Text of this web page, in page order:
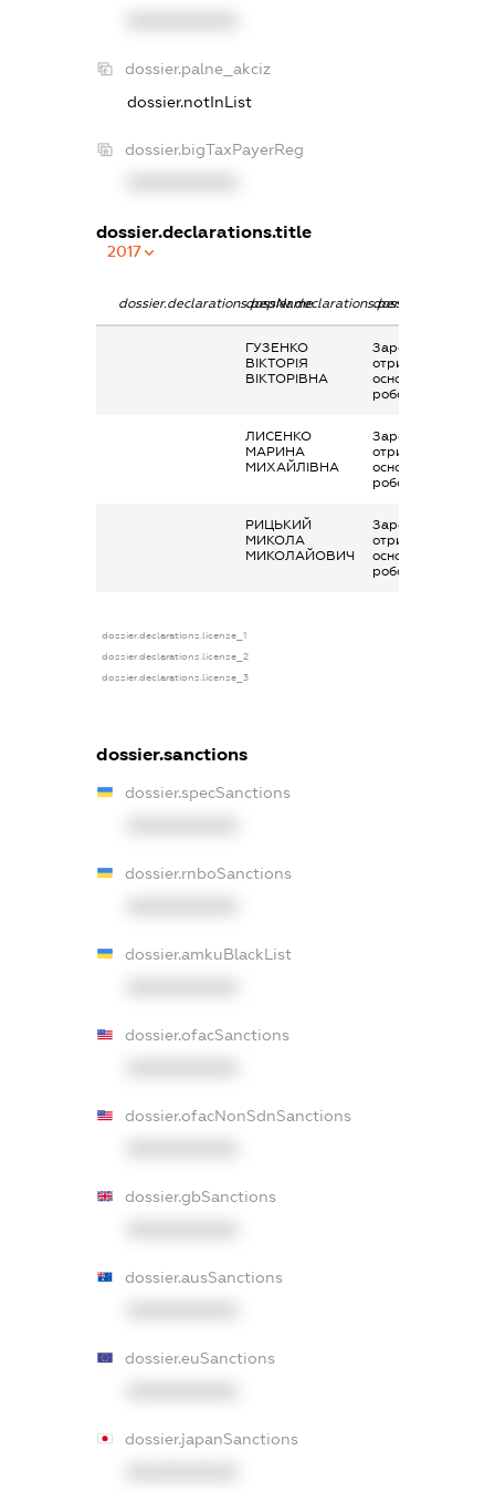
dossier.palne_akciz
dossier.notInList
dossier.bigTaxPayerReg
dossier.declarations.title
2017
dossier.declarations.pepNamedossier.declarations.personName
ГУЗЕНКО
ВІКТОРІЯ
ВІКТОРІВНА
Заробітна плата
отримана за
основним місцем
роботи
ЛИСЕНКО
МАРИНА
МИХАЙЛІВНА
Заробітна плата
отримана за
основним місцем
роботи
РИЦЬКИЙ
МИКОЛА
МИКОЛАЙОВИЧ
Заробітна плата
отримана за
основним місцем
роботи
dossier.declarations.license_1
dossier.declarations.license_2
dossier.declarations.license_3
dossier.sanctions
dossier.specSanctions
dossier.rnboSanctions
dossier.amkuBlackList
dossier.ofacSanctions
dossier.ofacNonSdnSanctions
dossier.gbSanctions
dossier.ausSanctions
dossier.euSanctions
dossier.japanSanctions